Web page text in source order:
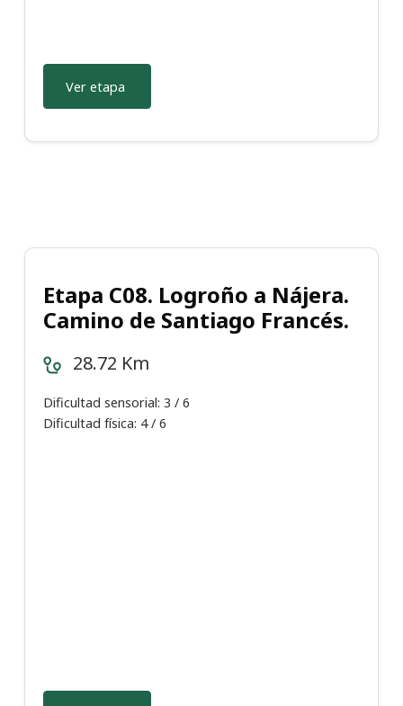
Ver etapa
Etapa C08. Logroño a Nájera.
Camino de Santiago Francés.
28.72 Km
Dificultad sensorial: 3 / 6
Dificultad física: 4 / 6